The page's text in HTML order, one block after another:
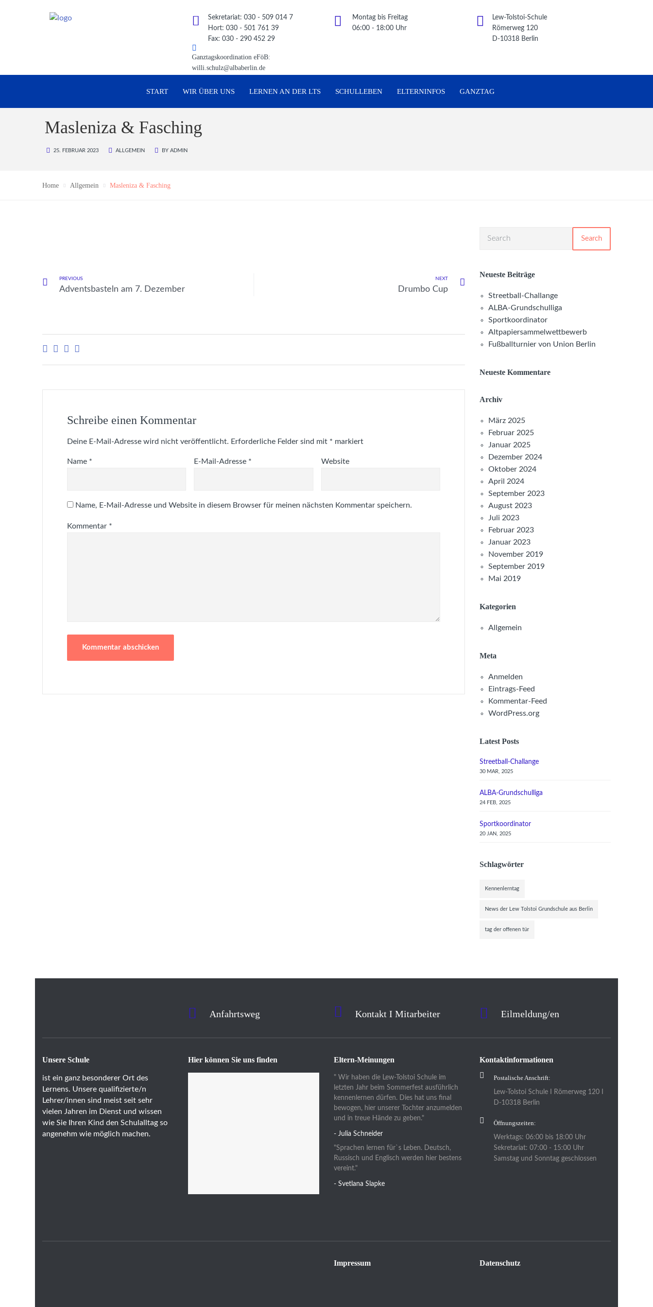
Sekretariat: 030 - 509 014 7
Hort: 030 - 501 761 39
Fax: 030 - 290 452 29
Ganztagskoordination eFöB:
willi.schulz@albaberlin.de
Montag bis Freitag
06:00 - 18:00 Uhr
Lew-Tolstoi-Schule
Römerweg 120
D-10318 Berlin
START WIR ÜBER UNS LERNEN AN DER LTS SCHULLEBEN ELTERNINFOS GANZTAG
Masleniza & Fasching
25. FEBRUAR 2023 ALLGEMEIN BY ADMIN
Home Allgemein Masleniza & Fasching
PREVIOUS
Adventsbasteln am 7. Dezember
NEXT
Drumbo Cup
Schreibe einen Kommentar
Deine E-Mail-Adresse wird nicht veröffentlicht. Erforderliche Felder sind mit * markiert
Name * E-Mail-Adresse * Website
Name, E-Mail-Adresse und Website in diesem Browser für meinen nächsten Kommentar speichern.
Kommentar *
Search
Neueste Beiträge
Streetball-Challange
ALBA-Grundschulliga
Sportkoordinator
Altpapiersammelwettbewerb
Fußballturnier von Union Berlin
Neueste Kommentare
Archiv
März 2025
Februar 2025
Januar 2025
Dezember 2024
Oktober 2024
April 2024
September 2023
August 2023
Juli 2023
Februar 2023
Januar 2023
November 2019
September 2019
Mai 2019
Kategorien
Allgemein
Meta
Anmelden
Eintrags-Feed
Kommentar-Feed
WordPress.org
Latest Posts
Streetball-Challange
30 MAR, 2025
ALBA-Grundschulliga
24 FEB, 2025
Sportkoordinator
20 JAN, 2025
Schlagwörter
Kennenlerntag
News der Lew Tolstoi Grundschule aus Berlin
tag der offenen tür
Anfahrtsweg Kontakt I Mitarbeiter Eilmeldung/en
Unsere Schule
ist ein ganz besonderer Ort des
Lernens. Unsere qualifizierte/n
Lehrer/innen sind meist seit sehr
vielen Jahren im Dienst und wissen
wie Sie Ihren Kind den Schulalltag so
angenehm wie möglich machen.
Hier können Sie uns finden Eltern-Meinungen
" Wir haben die Lew-Tolstoi Schule im
letzten Jahr beim Sommerfest ausführlich
kennenlernen dürfen. Dies hat uns final
bewogen, hier unserer Tochter anzumelden
und in treue Hände zu geben."
- Julia Schneider
"Sprachen lernen für`s Leben. Deutsch,
Russisch und Englisch werden hier bestens
vereint."
- Svetlana Slapke
Kontaktinformationen
Postalische Anschrift:
Lew-Tolstoi Schule I Römerweg 120 I
D-10318 Berlin
Öffnungszeiten:
Werktags: 06:00 bis 18:00 Uhr
Sekretariat: 07:00 - 15:00 Uhr
Samstag und Sonntag geschlossen
Impressum Datenschutz